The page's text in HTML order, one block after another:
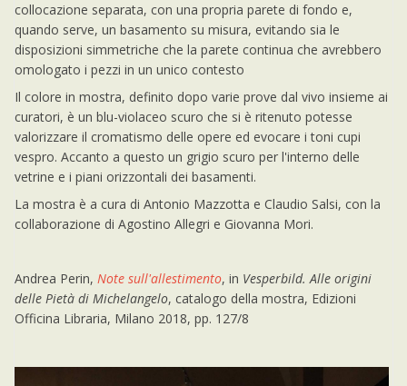
collocazione separata, con una propria parete di fondo e,
quando serve, un basamento su misura, evitando sia le
disposizioni simmetriche che la parete continua che avrebbero
omologato i pezzi in un unico contesto
Il colore in mostra, definito dopo varie prove dal vivo insieme ai
curatori, è un blu-violaceo scuro che si è ritenuto potesse
valorizzare il cromatismo delle opere ed evocare i toni cupi
vespro. Accanto a questo un grigio scuro per l'interno delle
vetrine e i piani orizzontali dei basamenti.
La mostra è a cura di Antonio Mazzotta e Claudio Salsi, con la
collaborazione di Agostino Allegri e Giovanna Mori.
Andrea Perin, Note sull'allestimento, in Vesperbild. Alle origini
delle Pietà di Michelangelo, catalogo della mostra, Edizioni
Officina Libraria, Milano 2018, pp. 127/8